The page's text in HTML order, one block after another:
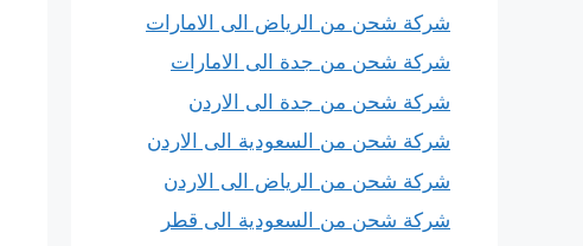
شركة شحن من الرياض الى الامارات
شركة شحن من جدة الى الامارات
شركة شحن من جدة الى الاردن
شركة شحن من السعودية الى الاردن
شركة شحن من الرياض الى الاردن
شركة شحن من السعودية الى قطر